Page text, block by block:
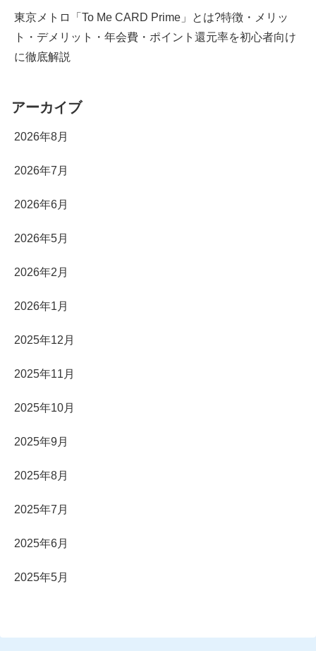
東京メトロ「To Me CARD Prime」とは?特徴・メリッ
ト・デメリット・年会費・ポイント還元率を初心者向け
に徹底解説
アーカイブ
2026年8月
2026年7月
2026年6月
2026年5月
2026年2月
2026年1月
2025年12月
2025年11月
2025年10月
2025年9月
2025年8月
2025年7月
2025年6月
2025年5月